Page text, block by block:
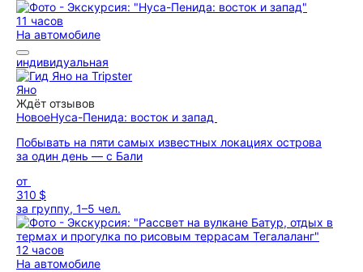
11 часов
На автомобиле
индивидуальная
Яно
Ждёт отзывов
НовоеНуса-Пенида: восток и запад
Побывать на пяти самых известных локациях острова
за один день — с Бали
от
310 $
за группу, 1–5 чел.
12 часов
На автомобиле